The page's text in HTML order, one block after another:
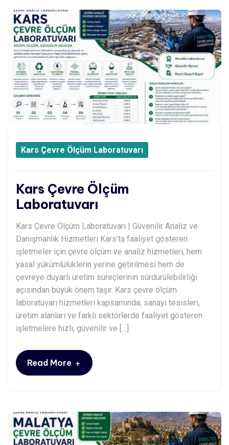
Kars Çevre Ölçüm Laboratuvarı
Kars Çevre Ölçüm
Laboratuvarı
Kars Çevre Ölçüm Laboratuvarı | Güvenilir Analiz ve
Danışmanlık Hizmetleri Kars’ta faaliyet gösteren
işletmeler için çevre ölçüm ve analiz hizmetleri, hem
yasal yükümlülüklerin yerine getirilmesi hem de
çevreye duyarlı üretim süreçlerinin sürdürülebilirliği
açısından büyük önem taşır. Kars çevre ölçüm
laboratuvarı hizmetleri kapsamında; sanayi tesisleri,
üretim alanları ve farklı sektörlerde faaliyet gösteren
işletmelere hızlı, güvenilir ve […]
Read More +